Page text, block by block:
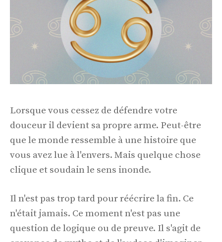
Lorsque vous cessez de défendre votre
douceur il devient sa propre arme. Peut-être
que le monde ressemble à une histoire que
vous avez lue à l'envers. Mais quelque chose
clique et soudain le sens inonde.
Il n'est pas trop tard pour réécrire la fin. Ce
n'était jamais. Ce moment n'est pas une
question de logique ou de preuve. Il s'agit de